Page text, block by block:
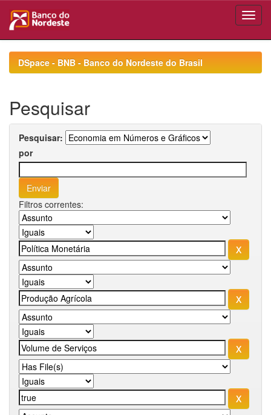
navigationDSpace - BNB - Banco do Nordeste do Brasil
Pesquisar
Pesquisar:
por
Filtros correntes: